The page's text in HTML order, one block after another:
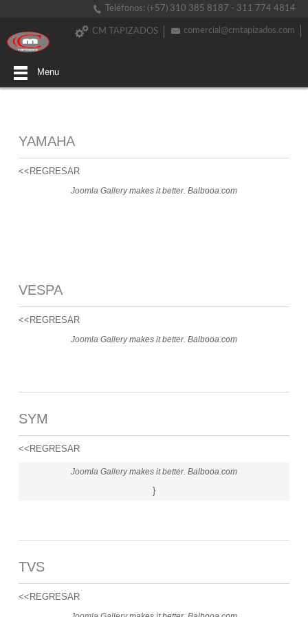
Teléfonos: (+57) 310 385 8187 - 311 774 4814
comercial@cmtapizados.com
CM TAPIZADOS
Menu
YAMAHA
<<REGRESAR
Joomla Gallerymakes it better. Balbooa.com
VESPA
<<REGRESAR
Joomla Gallerymakes it better. Balbooa.com
SYM
<<REGRESAR
Joomla Gallerymakes it better. Balbooa.com
}
TVS
<<REGRESAR